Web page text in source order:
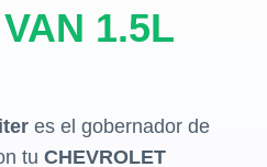
1.5L
es el gobernador de
tu CHEVROLET